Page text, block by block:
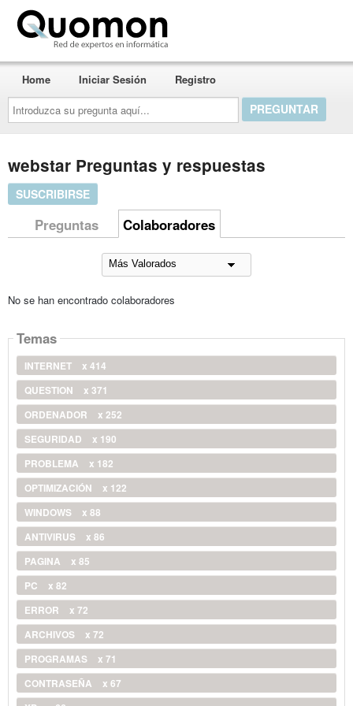
Introduzca
su
pregunta
aquí...
Home Iniciar Sesión Registro
webstar Preguntas y respuestas
SUSCRIBIRSE
Preguntas Colaboradores
No se han encontrado colaboradores
Temas
INTERNET
x 414
QUESTION
x 371
ORDENADOR
x 252
SEGURIDAD
x 190
PROBLEMA
x 182
OPTIMIZACIÓN
x 122
WINDOWS
x 88
ANTIVIRUS
x 86
PAGINA
x 85
PC
x 82
ERROR
x 72
ARCHIVOS
x 72
PROGRAMAS
x 71
CONTRASEÑA
x 67